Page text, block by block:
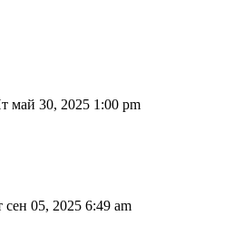
май 30, 2025 1:00 pm
сен 05, 2025 6:49 am